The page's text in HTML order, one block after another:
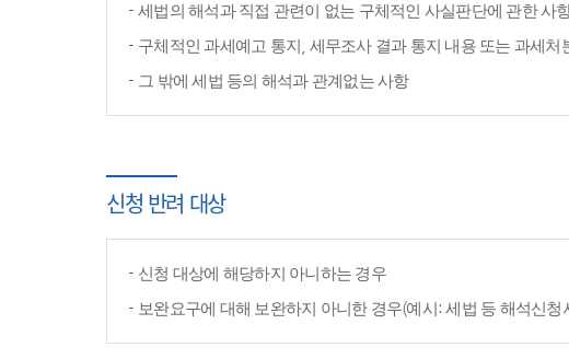
세법의 해석과 직접 관련이 없는 구체적인 사실판단에 관한 사
구체적인 과세예고 통지, 세무조사 결과 통지 내용 또는 과세처
그 밖에 세법 등의 해석과 관계없는 사항
신청 반려 대상
신청 대상에 해당하지 아니하는 경우
보완요구에 대해 보완하지 아니한 경우(예시: 세법 등 해석신